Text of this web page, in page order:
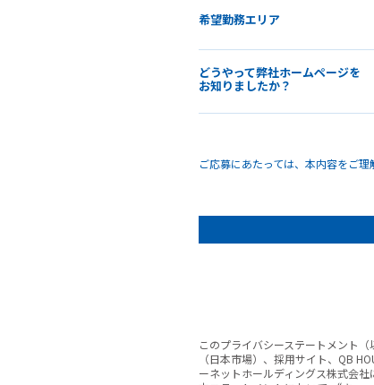
希望勤務エリア
どうやって弊社ホームページを
お知りましたか？
ご応募にあたっては、本内容をご
このプライバシーステートメント
（日本市場）、採用サイト、QB
ーネットホールディングス株式会